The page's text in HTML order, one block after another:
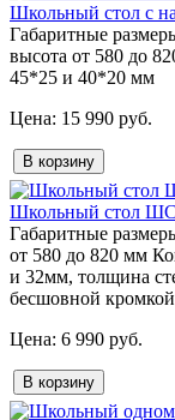
Школьный стол с
Габаритные
высота от 580 до
45*25 и 40*20 мм
15 990 руб.
В корзину
Школьный стол
Габаритные
от 580 до 820 мм
и 32мм, толщина
бесшовной
6 990 руб.
В корзину